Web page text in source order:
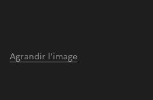
Agrandir l'image